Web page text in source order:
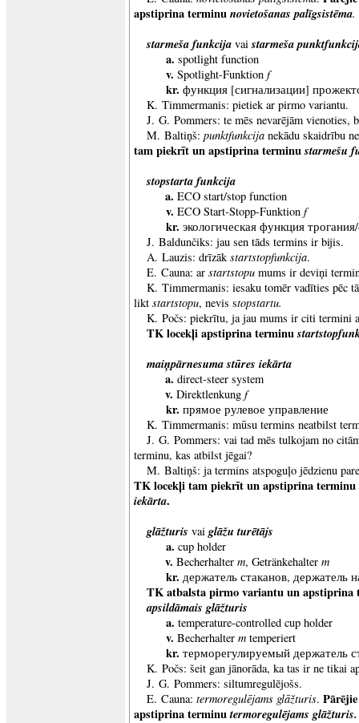
apstiprina terminunovietošanas palīgsistēma.
starmeša funkcija vaistarmeša
a. spotlight function
v. Spotlight-Funktion f
kr. функция [сигнализации]
K. Timmermanis: pietiek ar pirmo variantu.
J. G. Pommers: te mēs nevarējām vienoties,
M. Baltiņš: punktfunkcija nekādu skaidrību
tam piekrīt un apstiprina terminustarmešu
stopstarta funkcija
a. ECO start/stop function
v. ECO Start-Stopp-Funktion f
kr. экологическая функция
J. Baldunčiks: jau sen tāds termins ir bijis.
A. Lauzis: drīzāk startstopfunkcija.
E. Cauna: ar startstopu mums ir deviņi
K. Timmermanis: iesaku tomēr vadīties pēc
likt startstopu, nevis stopstartu.
K. Počs: piekrītu, ja jau mums ir citi termini
TK locekļi apstiprina terminu
maiņpārnesuma stūres iekārta
a. direct-steer system
v. Direktlenkung f
kr. прямое рулевое управление
K. Timmermanis: mūsu termins neatbilst
J. G. Pommers: vai tad mēs tulkojam no
terminu, kas atbilst jēgai?
M. Baltiņš: ja termins atspoguļo jēdzienu
TK locekļi tam piekrīt un apstiprina terminu
iekārta.
glāžturis vai glāžu turētājs
a. cup holder
v. Becherhalter m, Getränkehalter m
kr. держатель стаканов, держатель
TK atbalsta pirmo variantu un
apsildāmais glāžturis
a. temperature-controlled cup holder
v. Becherhalter m temperiert
kr. терморегулируемый держатель
K. Počs: šeit gan jānorāda, ka tas ir ne tikai
J. G. Pommers: siltumregulējošs.
E. Cauna: termoregulējams glāžturis.
apstiprina terminutermoregulējams glāžturis.